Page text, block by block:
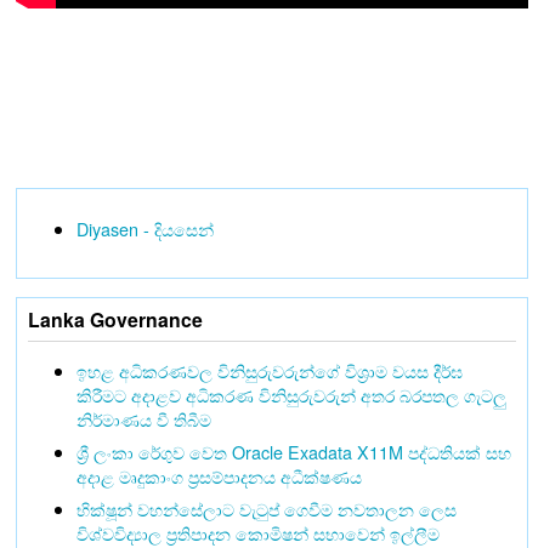
Diyasen - දියසෙන්
Lanka Governance
ඉහළ අධිකරණවල විනිසුරුවරුන්ගේ විශ්‍රාම වයස දීර්ඝ
කිරීමට අදාළව අධිකරණ විනිසුරුවරුන් අතර බරපතල ගැටලු
නිර්මාණය වී තිබීම
ශ්‍රී ලංකා රේගුව වෙත Oracle Exadata X11M පද්ධතියක් සහ
අදාළ මෘදුකාංග ප්‍රසම්පාදනය අධීක්ෂණය
භික්ෂූන් වහන්සේලාට වැටුප් ගෙවීම නවතාලන ලෙස
විශ්වවිද්‍යාල ප්‍රතිපාදන කොමිෂන් සභාවෙන් ඉල්ලීම